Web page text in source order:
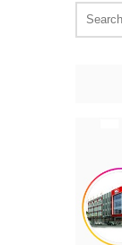
for: